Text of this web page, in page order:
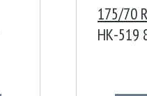
175/70
НК-519